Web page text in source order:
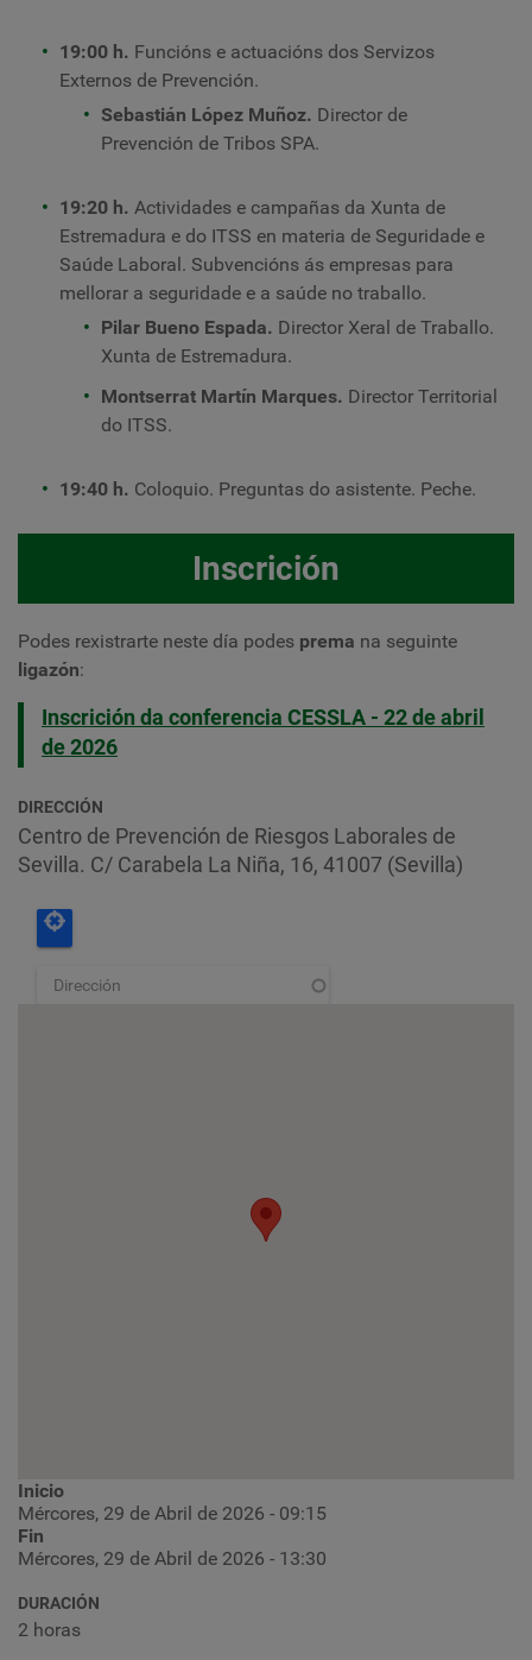
19:00 h. Funcións e actuacións dos Servizos
Externos de Prevención.
Sebastián López Muñoz. Director de
Prevención de Tribos SPA.
19:20 h. Actividades e campañas da Xunta de
Estremadura e do ITSS en materia de Seguridade e
Saúde Laboral. Subvencións ás empresas para
mellorar a seguridade e a saúde no traballo.
Pilar Bueno Espada. Director Xeral de Traballo.
Xunta de Estremadura.
Montserrat Martín Marques. Director Territorial
do ITSS.
19:40 h. Coloquio. Preguntas do asistente. Peche.
Inscrición
Podes rexistrarte neste día podes prema na seguinte
ligazón:
Inscrición da conferencia CESSLA - 22 de abril
de 2026
DIRECCIÓN
Centro de Prevención de Riesgos Laborales de
Sevilla. C/ Carabela La Niña, 16, 41007 (Sevilla)
Inicio
Mércores, 29 de Abril de 2026 - 09:15
Fin
Mércores, 29 de Abril de 2026 - 13:30
DURACIÓN
2 horas